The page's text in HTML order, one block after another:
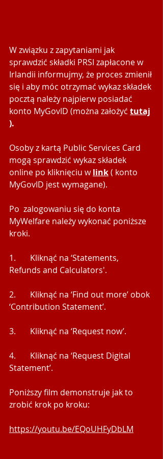
W związku z zapytaniami jak
sprawdzić składki PRSI zapłacone w
Irlandii informujmy, że proces zmienił
się i aby móc otrzymać wykaz składek
pocztą należy najpierw posiadać
konto MyGovID (można założyć tutaj
).
Osoby z kartą Public Services Card
mogą sprawdzić wykaz składek
online po kliknięciu w link( konto
MyGovID jest wymagane).
Po  zalogowaniu się do konta
MyWelfare należy wykonać poniższe
kroki.
1.       Kliknąć na ‘Statements,
Refunds and Calculators'.
2.       Kliknąć na ‘Find out more’ obok
‘Contribution Statement’.
3.       Kliknąć na ‘Request now’.
4.       Kliknąć na ‘Request Digital
Statement’.
Poniższy film demonstruje jak to
zrobić krok po kroku:
https://youtu.be/EQoUHFyDbLM